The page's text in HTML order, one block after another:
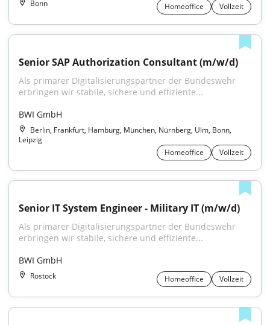
Bonn Homeoffice Vollzeit
Senior SAP Authorization Consultant (m/w/d)
Als primärer Digitalisierungspartner der Bundeswehr
erbringen wir stabile, sichere und effiziente...
BWI GmbH
Berlin, Frankfurt, Hamburg, München, Nürnberg, Ulm, Bonn,
Leipzig
Homeoffice
Vollzeit
Senior IT System Engineer - Military IT (m/w/d)
Als primärer Digitalisierungspartner der Bundeswehr
erbringen wir stabile, sichere und effiziente...
BWI GmbH
Rostock Homeoffice Vollzeit